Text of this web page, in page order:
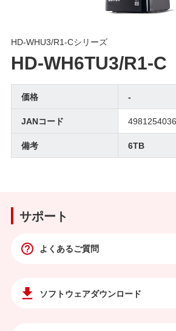
HD-WHU3/R1-Cシリーズ
HD-WH6TU3/R1-C
価格
-
JANコード
備考
6TB
サポート
よくあるご質問
ソフトウェアダウンロード